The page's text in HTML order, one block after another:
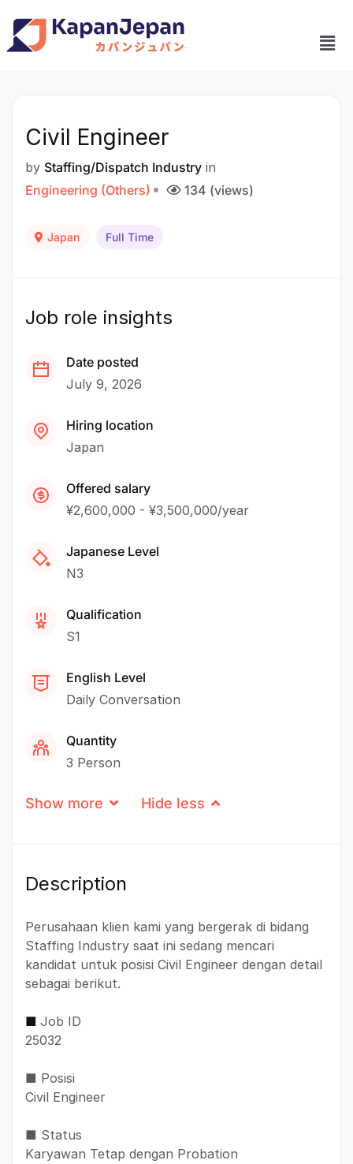
Civil Engineer
by Staffing/Dispatch Industry in
Engineering (Others)
134 (views)
Japan Full Time
Job role insights
Date posted
July 9, 2026
Hiring location
Japan
Offered salary
¥2,600,000 - ¥3,500,000/year
Japanese Level
N3
Qualification
S1
English Level
Daily Conversation
Quantity
3 Person
Show more Hide less
Description
Perusahaan klien kami yang bergerak di bidang
Staffing Industry saat ini sedang mencari
kandidat untuk posisi Civil Engineer dengan detail
sebagai berikut.
■ Job ID
25032
■ Posisi
Civil Engineer
■ Status
Karyawan Tetap dengan Probation